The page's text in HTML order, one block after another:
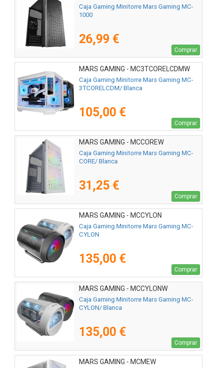
Caja Gaming Minitorre Mars Gaming MC-
1000
26,99 €
Comprar
MARS GAMING - MC3TCORELCDMW
Caja Gaming Minitorre Mars Gaming MC-
3TCORELCDM/ Blanca
105,00 €
Comprar
MARS GAMING - MCCOREW
Caja Gaming Minitorre Mars Gaming MC-
CORE/ Blanca
31,25 €
Comprar
MARS GAMING - MCCYLON
Caja Gaming Minitorre Mars Gaming MC-
CYLON
135,00 €
Comprar
MARS GAMING - MCCYLONW
Caja Gaming Minitorre Mars Gaming MC-
CYLON/ Blanca
135,00 €
Comprar
MARS GAMING - MCMEW